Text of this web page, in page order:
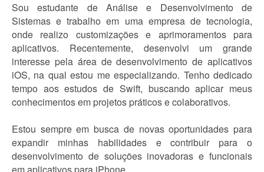
Sou estudante de Análise e Desenvolvimento de
Sistemas e trabalho em uma empresa de tecnologia,
onde realizo customizações e aprimoramentos para
aplicativos. Recentemente, desenvolvi um grande
interesse pela área de desenvolvimento de aplicativos
iOS, na qual estou me especializando. Tenho dedicado
tempo aos estudos de Swift, buscando aplicar meus
conhecimentos em projetos práticos e colaborativos.
Estou sempre em busca de novas oportunidades para
expandir minhas habilidades e contribuir para o
desenvolvimento de soluções inovadoras e funcionais